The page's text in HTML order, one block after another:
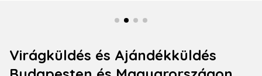
Virágküldés és Ajándékküldés